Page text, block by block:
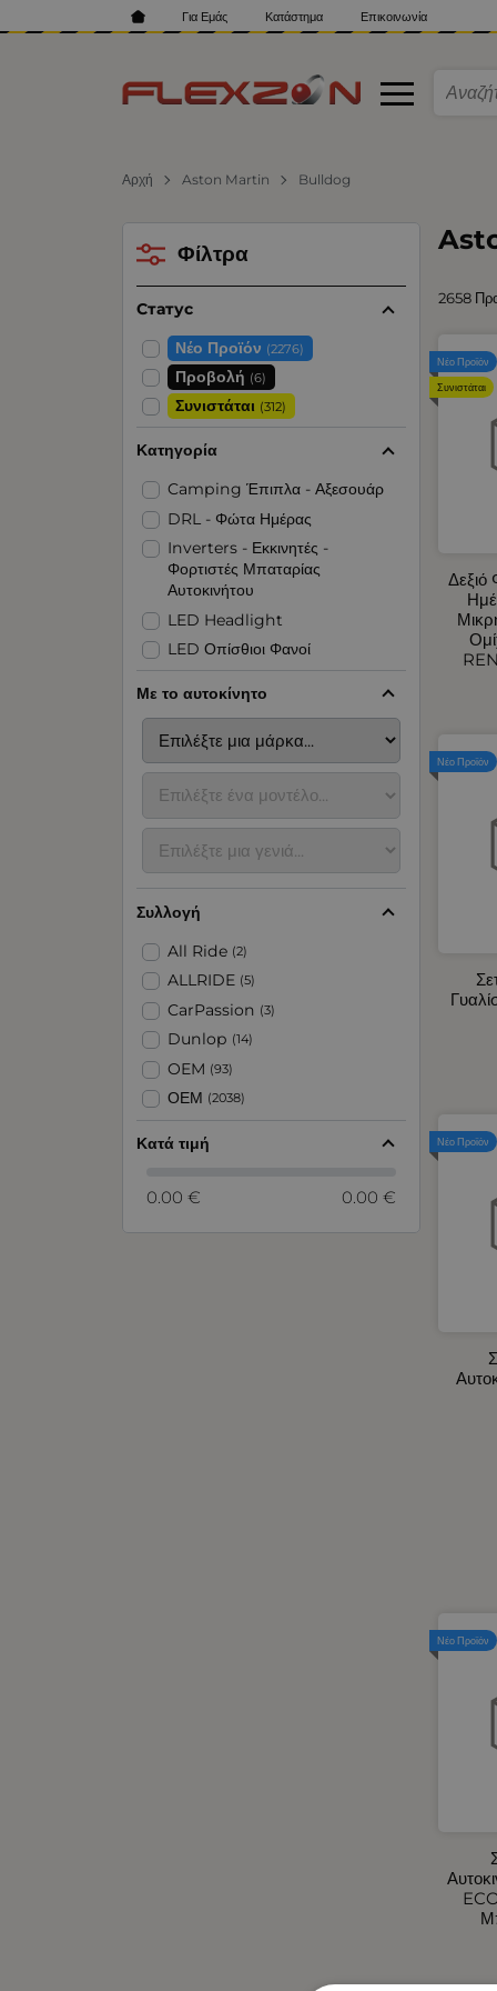
Για Εμάς Κατάστημα Επικοινωνία
Αρχή Aston Martin Bulldog
2658
Νέο Προϊόν
Συνιστάται
Νέο Προϊόν
Νέο Προϊόν
Νέο Προϊόν
Φίλτρα
Статус
Νέο Προϊόν (2276)
Προβολή (6)
Συνιστάται (312)
Κατηγορία
Camping Έπιπλα - Αξεσουάρ
DRL - Φώτα Ημέρας
Inverters - Εκκινητές -
Φορτιστές Μπαταρίας
Αυτοκινήτου
LED Headlight
LED Οπίσθιοι Φανοί
Organizer για Πορτμπαγκάζ -
Πλάτης Καθίσματος
Αερόθερμα Αυτοκινήτου
Αναδιπλούμενες Ράμπες -
Ταινίες
Ανεμοθραύστες Αυτοκινήτου
Ανταλλακτικά Πόρτας
Αντλίες και Χωνιά Υγρών
Αξεσουάρ για Ζώνες Ασφαλείας -
Προσκέφαλα Καθίσματος
Αρωματικά Αυτοκινήτου
Ασφάλειες - Ασφαλειοθήκες
Βεντιλατέρ Ψυγείων Αυτοκινήτου
Διακόπτες - Πρίζες Σκάφους -
Αυτοκινήτου
Διακόπτες Αυτοκινήτου -
Με το αυτοκίνητο
Συλλογή
All Ride (2)
ALLRIDE (5)
CarPassion (3)
Dunlop (14)
OEM (93)
ΟΕΜ (2038)
Κατά τιμή
0.00 € 0.00 €